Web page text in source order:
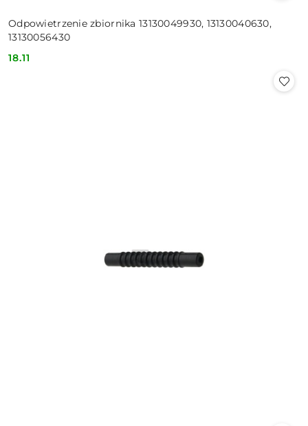
Odpowietrzenie zbiornika 13130049930, 13130040630,
13130056430
Cena:
18.11